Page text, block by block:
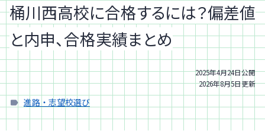
桶川西高校に合格するには？偏差値
と内申、合格実績まとめ
2025年4月24日公開
2026年8月5日更新
進路・志望校選び